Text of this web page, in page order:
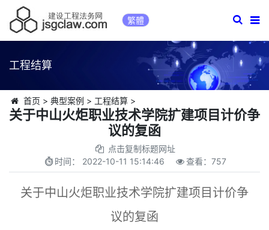
繁體
工程结算
首页 > 典型案例 > 工程结算>
关于中山火炬职业技术学院扩建项目计价争
议的复函
点击复制标题网址
时间： 2022-10-11 15:14:46 查看： 757
关于中山火炬职业技术学院扩建项目计价争
议的复函